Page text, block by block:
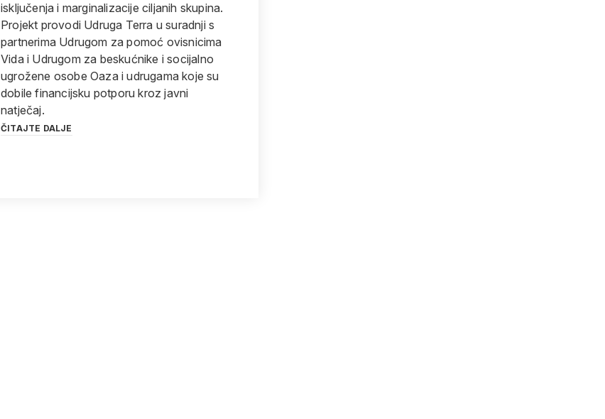
isključenja i marginalizacije ciljanih skupina.
Projekt provodi Udruga Terra u suradnji s
partnerima Udrugom za pomoć ovisnicima
Vida i Udrugom za beskućnike i socijalno
ugrožene osobe Oaza i udrugama koje su
dobile financijsku potporu kroz javni
natječaj.
ČITAJTE DALJE